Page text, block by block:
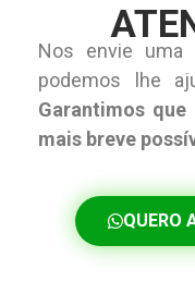
Nos envie uma
podemos lhe
Garantimos que
mais breve
QUERO